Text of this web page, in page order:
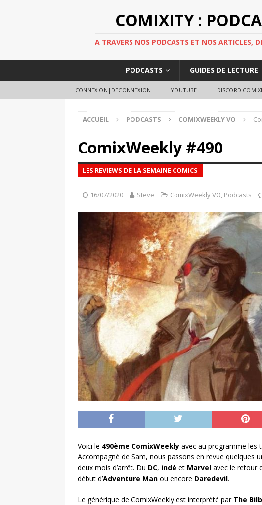
COMIXITY :
A TRAVERS NOS PODCASTS ET NOS ARTICLES,
PODCASTS GUIDES DE LECTURE
CONNEXION|DECONNEXION YOUTUBE DISCORD
ACCUEIL PODCASTS COMIXWEEKLY VO
ComixWeekly #490
LES REVIEWS DE LA SEMAINE COMICS
16/07/2020 Steve ComixWeekly VO, Podcasts
Voici le 490ème ComixWeekly avec au programme les
Accompagné de Sam, nous passons en revue quelques
deux mois d’arrêt. Du DC, indé et Marvel avec le retour
début d’Adventure Man ou encore Daredevil.
Le générique de ComixWeekly est interprété par The